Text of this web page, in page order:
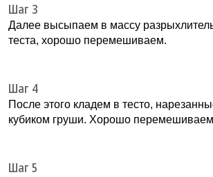
Шаг 3
Далее высыпаем в массу
теста, хорошо перемешиваем.
Шаг 4
После этого кладем в тесто,
кубиком груши. Хорошо
Шаг 5